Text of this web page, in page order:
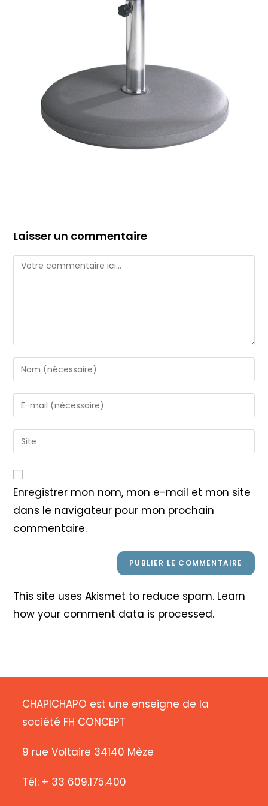
Laisser un commentaire
Comment
Enter
your
name
or
to
comment
Enter
your
email
address
Saisir
l’URL
votre
site
(facultatif)
Enregistrer mon nom, mon e-mail et mon site
dans le navigateur pour mon prochain
commentaire.
This site uses Akismet to reduce spam. Learn
how your comment data is processed.
CHAPICHAPO est une enseigne de la
société FH CONCEPT
9 rue Voltaire 34140 Mèze
Tél: + 33 609.175.400